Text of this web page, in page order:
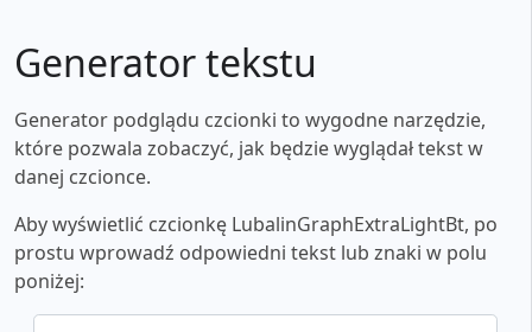
Generator tekstu
Generator podglądu czcionki to wygodne narzędzie,
które pozwala zobaczyć, jak będzie wyglądał tekst w
danej czcionce.
Aby wyświetlić czcionkę LubalinGraphExtraLightBt, po
prostu wprowadź odpowiedni tekst lub znaki w polu
poniżej: